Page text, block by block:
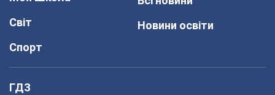
Світ
Спорт
Новини освіти
ГДЗ